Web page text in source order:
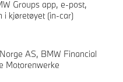
Groups app, e-post,
i kjøretøyet (in-car)
AS, BMW Financial
Motorenwerke